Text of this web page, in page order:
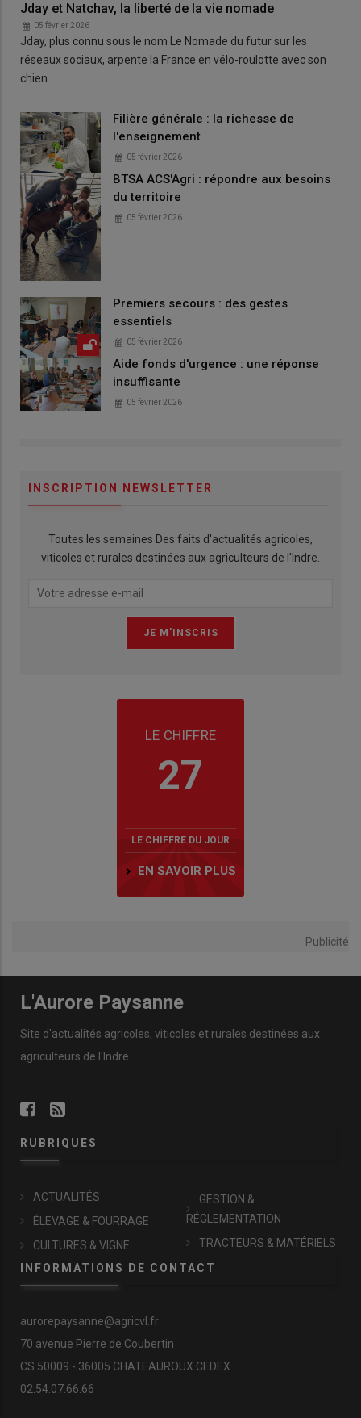
Jday et Natchav, la liberté de la vie nomade
05 février 2026
Jday, plus connu sous le nom Le Nomade du futur sur les
réseaux sociaux, arpente la France en vélo-roulotte avec son
chien.
Filière générale : la richesse de
l'enseignement
05 février 2026
BTSA ACS'Agri : répondre aux besoins
du territoire
05 février 2026
Premiers secours : des gestes
essentiels
05 février 2026
Aide fonds d'urgence : une réponse
insuffisante
05 février 2026
INSCRIPTION NEWSLETTER
Toutes les semaines Des faits d'actualités agricoles,
viticoles et rurales destinées aux agriculteurs de l'Indre.
LE CHIFFRE
27
LE CHIFFRE DU JOUR
EN SAVOIR PLUS
Publicité
L'Aurore Paysanne
Site d'actualités agricoles, viticoles et rurales destinées aux
agriculteurs de l'Indre.
RUBRIQUES
ACTUALITÉS
ÉLEVAGE & FOURRAGE
CULTURES & VIGNE
GESTION &
RÉGLEMENTATION
TRACTEURS & MATÉRIELS
INFORMATIONS DE CONTACT
aurorepaysanne@agricvl.fr
70 avenue Pierre de Coubertin
CS 50009 - 36005 CHATEAUROUX CEDEX
02.54.07.66.66